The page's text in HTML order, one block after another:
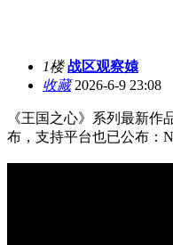
1楼 战区观察媴
收藏2026-6-9 23:08
《王国之心》系列最新
布，支持平台也已公布：